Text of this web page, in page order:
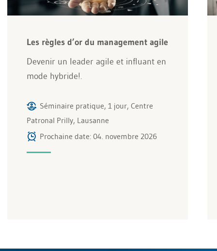
Les règles d’or du management agile
Devenir un leader agile et influant en
mode hybride!.
Séminaire pratique, 1 jour, Centre
Patronal Prilly, Lausanne
Prochaine date: 04. novembre 2026